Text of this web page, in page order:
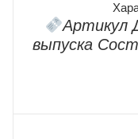
Артикул
выпуска